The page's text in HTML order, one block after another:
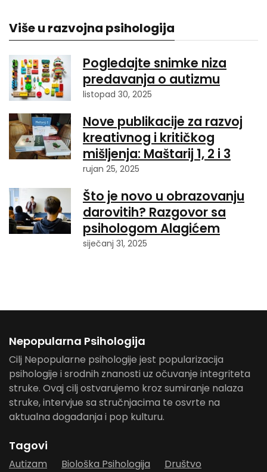
Više u razvojna psihologija
Pogledajte snimke niza
predavanja o autizmu
listopad 30, 2025
Nove publikacije za razvoj
kreativnog i kritičkog
mišljenja: Maštarij 1, 2 i 3
rujan 25, 2025
Što je novo u obrazovanju
darovitih? Razgovor sa
psihologom Alagićem
siječanj 31, 2025
Nepopularna Psihologija
Cilj Nepopularne psihologije jest popularizacija
psihologije i srodnih znanosti uz očuvanje integriteta
struke. Ovaj cilj ostvarujemo kroz sumiranje nalaza
struke, intervjue sa stručnjacima te osvrte na
aktualna događanja i pop kulturu.
Tagovi
Autizam Biološka Psihologija
Društvo